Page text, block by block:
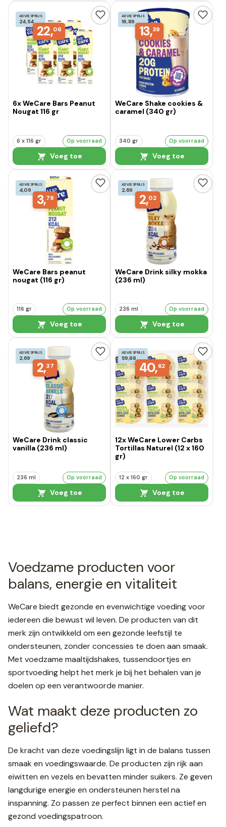
ADVIESPRIJS
24,54
22,06
6x WeCare Bars Peanut
Nougat 116 gr
6 x 116 gr Op voorraad
Voeg toe
ADVIESPRIJS
16,89
13,39
WeCare Shake cookies &
caramel (340 gr)
340 gr Op voorraad
Voeg toe
ADVIESPRIJS
4,09
3,79
WeCare Bars peanut
nougat (116 gr)
116 gr Op voorraad
Voeg toe
ADVIESPRIJS
2,69
2,02
WeCare Drink silky mokka
(236 ml)
236 ml Op voorraad
Voeg toe
ADVIESPRIJS
2,69
2,37
WeCare Drink classic
vanilla (236 ml)
236 ml Op voorraad
Voeg toe
ADVIESPRIJS
59,88
40,62
12x WeCare Lower Carbs
Tortillas Naturel (12 x 160
gr)
12 x 160 gr Op voorraad
Voeg toe
Voedzame producten voor
balans, energie en vitaliteit
WeCare biedt gezonde en evenwichtige voeding voor
iedereen die bewust wil leven. De producten van dit
merk zijn ontwikkeld om een gezonde leefstijl te
ondersteunen, zonder concessies te doen aan smaak.
Met voedzame maaltijdshakes, tussendoortjes en
sportvoeding helpt het merk je bij het behalen van je
doelen op een verantwoorde manier.
Wat maakt deze producten zo
geliefd?
De kracht van deze voedingslijn ligt in de balans tussen
smaak en voedingswaarde. De producten zijn rijk aan
eiwitten en vezels en bevatten minder suikers. Ze geven
langdurige energie en ondersteunen herstel na
inspanning. Zo passen ze perfect binnen een actief en
gezond voedingspatroon.